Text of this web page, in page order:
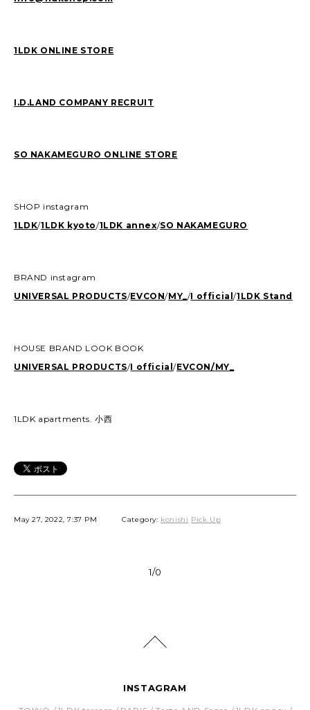
1LDK ONLINE STORE
I.D.LAND COMPANY RECRUIT
SO NAKAMEGURO ONLINE STORE
SHOP instagram
1LDK/1LDK kyoto/1LDK annex/SO NAKAMEGURO
BRAND instagram
UNIVERSAL PRODUCTS/EVCON/MY_/I official/1LDK Stand
HOUSE BRAND LOOK BOOK
UNIVERSAL PRODUCTS/I official/EVCON/MY_
1LDK apartments. 小西
May 27, 2022, 7:37 PM Category: konishi Pick Up
1/0
INSTAGRAM